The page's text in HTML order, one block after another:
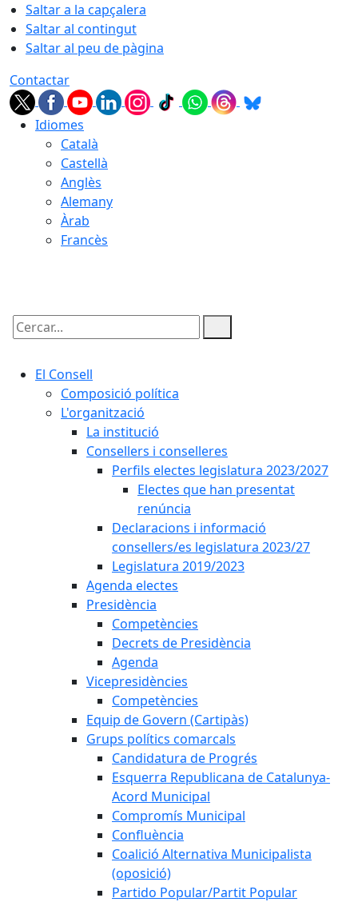
Saltar a la capçalera
Saltar al contingut
Saltar al peu de pàgina
Contactar
Idiomes
Català
Castellà
Anglès
Alemany
Àrab
Francès
Cercar:
El Consell
Composició política
L'organització
La institució
Consellers i conselleres
Perfils electes legislatura 2023/2027
Electes que han presentat
renúncia
Declaracions i informació
consellers/es legislatura 2023/27
Legislatura 2019/2023
Agenda electes
Presidència
Competències
Decrets de Presidència
Agenda
Vicepresidències
Competències
Equip de Govern (Cartipàs)
Grups polítics comarcals
Candidatura de Progrés
Esquerra Republicana de Catalunya-
Acord Municipal
Compromís Municipal
Confluència
Coalició Alternativa Municipalista
(oposició)
Partido Popular/Partit Popular